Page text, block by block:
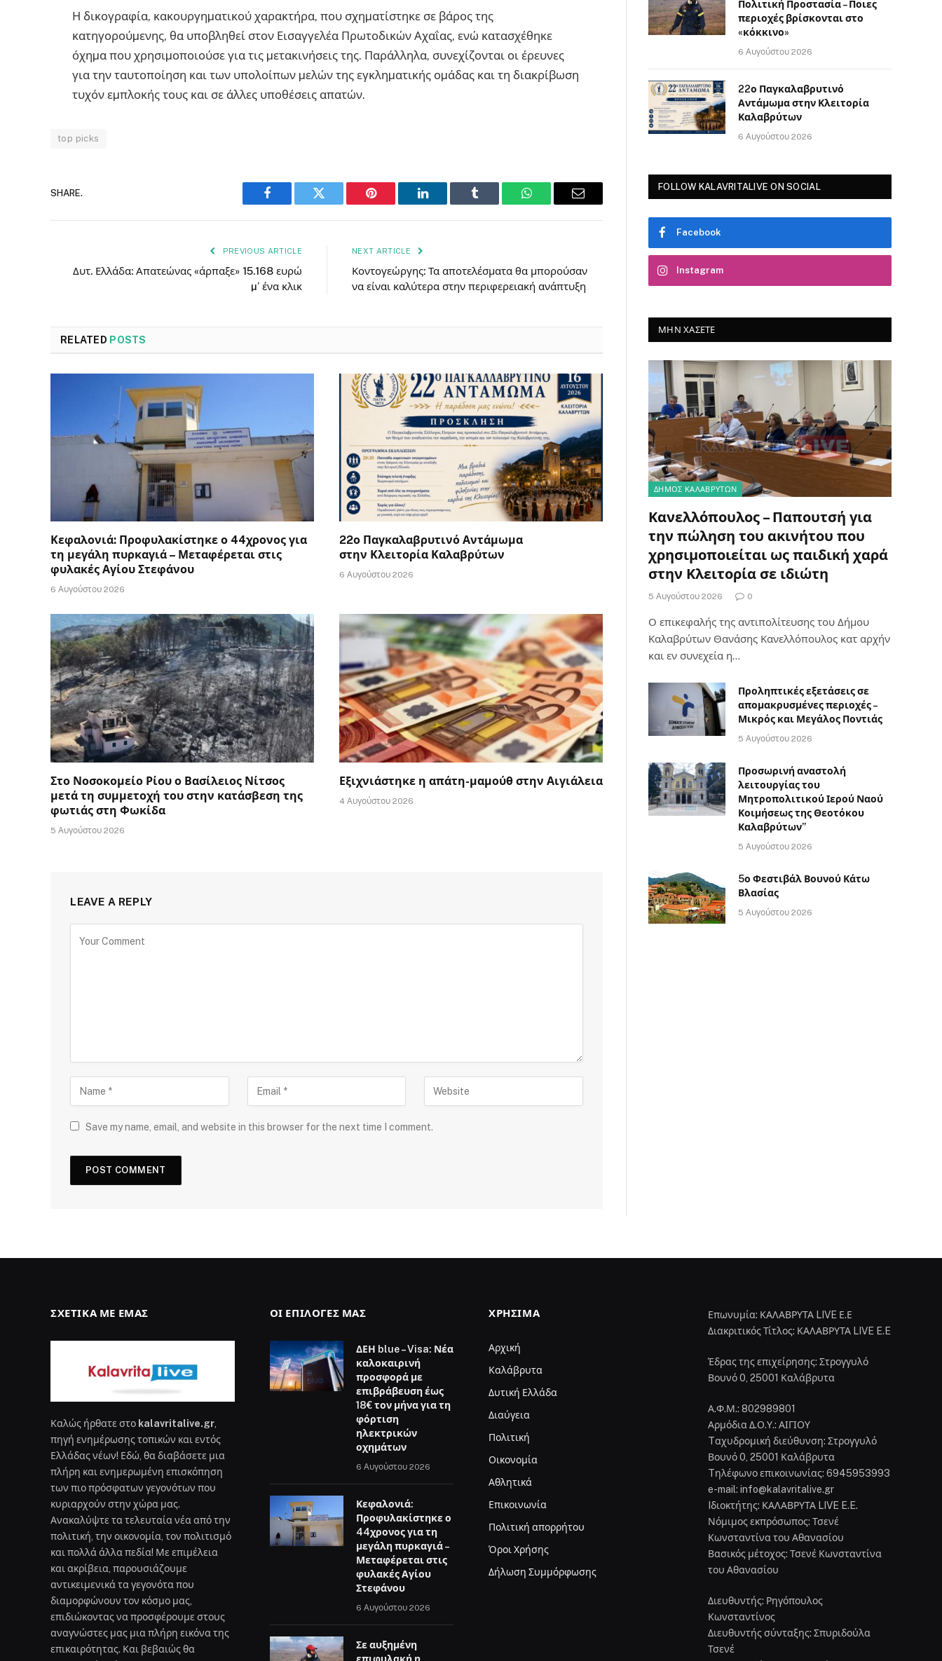
Η δικογραφία, κακουργηµατικού χαρακτήρα, που σχηµατίστηκε σε βάρος της
κατηγορούµενης, θα υποβληθεί στον Εισαγγελέα Πρωτοδικών Αχαΐας, ενώ κατασχέθηκε
όχηµα που χρησιµοποιούσε για τις µετακινήσεις της. Παράλληλα, συνεχίζονται οι έρευνες
για την ταυτοποίηση και των υπολοίπων µελών της εγκληµατικής οµάδας και τη διακρίβωση
τυχόν εµπλοκής τους και σε άλλες υποθέσεις απατών.
top picks
SHARE.
Facebook Twitter Pinterest LinkedIn Tumblr WhatsAppEmail
PREVIOUS ARTICLE
Δυτ. Ελλάδα: Απατεώνας «άρπαξε» 15.168 ευρώ
µ’ ένα κλικ
NEXT ARTICLE
Κοντογεώργης: Τα αποτελέσματα θα μπορούσαν
να είναι καλύτερα στην περιφερειακή ανάπτυξη
RELATED POSTS
Κεφαλονιά: Προφυλακίστηκε ο 44χρονος για
τη μεγάλη πυρκαγιά – Μεταφέρεται στις
φυλακές Αγίου Στεφάνου
6 Αυγούστου 2026
22ο Παγκαλαβρυτινό Αντάμωμα
στην Κλειτορία Καλαβρύτων
6 Αυγούστου 2026
Στο Νοσοκομείο Ρίου ο Βασίλειος Νίτσος
μετά τη συμμετοχή του στην κατάσβεση της
φωτιάς στη Φωκίδα
5 Αυγούστου 2026
Εξιχνιάστηκε η απάτη-μαμούθ στην Αιγιάλεια
4 Αυγούστου 2026
LEAVE A REPLY
Save my name, email, and website in this browser for the next time I comment.
Πολιτική Προστασία – Ποιες
περιοχές βρίσκονται στο
«κόκκινο»
6 Αυγούστου 2026
22ο Παγκαλαβρυτινό
Αντάμωμα στην Κλειτορία
Καλαβρύτων
6 Αυγούστου 2026
FOLLOW KALAVRITALIVE ON SOCIAL
Facebook
Instagram
ΜΗΝ ΧΆΣΕΤΕ
ΔΗΜΟΣ ΚΑΛΑΒΡΥΤΩΝ
Κανελλόπουλος – Παπουτσή για
την πώληση του ακινήτου που
χρησιμοποιείται ως παιδική χαρά
στην Κλειτορία σε ιδιώτη
5 Αυγούστου 2026 0
Ο επικεφαλής της αντιπολίτευσης του Δήμου
Καλαβρύτων Θανάσης Κανελλόπουλος κατ αρχήν
και εν συνεχεία η…
Προληπτικές εξετάσεις σε
απομακρυσμένες περιοχές –
Μικρός και Μεγάλος Ποντιάς
5 Αυγούστου 2026
Προσωρινή αναστολή
λειτουργίας του
Μητροπολιτικού Ιερού Ναού
Κοιμήσεως της Θεοτόκου
Καλαβρύτων”
5 Αυγούστου 2026
5ο Φεστιβάλ Βουνού Κάτω
Βλασίας
5 Αυγούστου 2026
ΣΧΕΤΙΚΆ ΜΕ ΕΜΆΣ
Καλώς ήρθατε στο kalavritalive.gr
πηγή ενημέρωσης τοπικών και εντός
Ελλάδας νέων! Εδώ, θα διαβάσετε μια
πλήρη και ενημερωμένη επισκόπηση
των πιο πρόσφατων γεγονότων που
κυριαρχούν στην χώρα μας.
Ανακαλύψτε τα τελευταία νέα από την
πολιτική, την οικονομία, τον πολιτισμό
και πολλά άλλα πεδία! Με επιμέλεια
και ακρίβεια, παρουσιάζουμε
αντικειμενικά τα γεγονότα που
διαμορφώνουν τον κόσμο μας,
επιδιώκοντας να προσφέρουμε στους
αναγνώστες μας μια πλήρη εικόνα της
επικαιρότητας. Και βεβαιώς θα
ΟΙ ΕΠΙΛΟΓΈΣ ΜΑΣ
ΔΕΗ blue – Visa: Νέα
καλοκαιρινή
προσφορά με
επιβράβευση έως
18€ τον μήνα για τη
φόρτιση
ηλεκτρικών
οχημάτων
6 Αυγούστου 2026
Κεφαλονιά:
Προφυλακίστηκε ο
44χρονος για τη
μεγάλη πυρκαγιά –
Μεταφέρεται στις
φυλακές Αγίου
Στεφάνου
6 Αυγούστου 2026
Σε αυξημένη
επιφυλακή η
ΧΡΉΣΙΜΑ
Αρχική
Καλάβρυτα
Δυτική Ελλάδα
Διαύγεια
Πολιτική
Οικονομία
Αθλητικά
Επικοινωνία
Πολιτική απορρήτου
Όροι Χρήσης
Δήλωση Συμμόρφωσης
Επωνυμία: ΚΑΛΑΒΡΥΤΑ LIVE Ε.Ε
Διακριτικός Τίτλος: ΚΑΛΑΒΡΥΤΑ LIVE E.E
Έδρας της επιχείρησης: Στρογγυλό
Βουνό 0, 25001 Καλάβρυτα
Α.Φ.Μ.: 802989801
Αρμόδια Δ.Ο.Υ.: ΑΙΓΙΟΥ
Tαχυδρομική διεύθυνση: Στρογγυλό
Βουνό 0, 25001 Καλάβρυτα
Tηλέφωνο επικοινωνίας: 6945953993
e-mail: info@kalavritalive.gr
Iδιοκτήτης: ΚΑΛΑΒΡΥΤΑ LIVE E.E.
Νόμιμος εκπρόσωπος: Τσενέ
Κωνσταντίνα του Αθανασίου
Βασικός μέτοχος: Τσενέ Κωνσταντίνα
του Αθανασίου
Διευθυντής: Ρηγόπουλος
Κωνσταντίνος
Διευθυντής σύνταξης: Σπυριδούλα
Τσενέ